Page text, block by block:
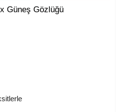
Güneş Gözlüğü